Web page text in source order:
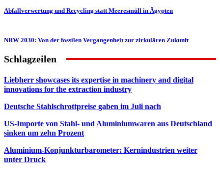
Abfallverwertung und Recycling statt Meeresmüll in Ägypten
NRW 2030: Von der fossilen Vergangenheit zur zirkulären Zukunft
Schlagzeilen
Liebherr showcases its expertise in machinery and digital
innovations for the extraction industry
Deutsche Stahlschrottpreise gaben im Juli nach
US-Importe von Stahl- und Aluminiumwaren aus Deutschland
sinken um zehn Prozent
Aluminium-Konjunkturbarometer: Kernindustrien weiter
unter Druck